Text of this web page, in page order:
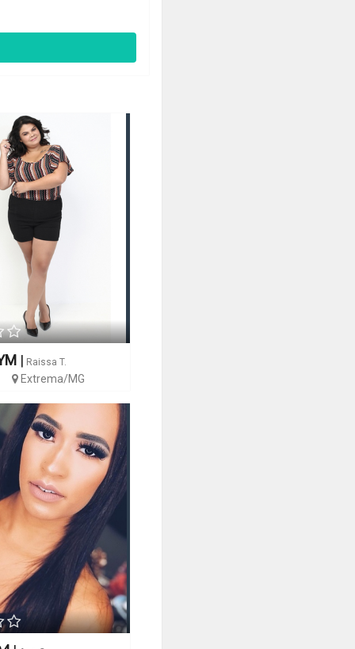
| Raissa T.
Extrema/MG